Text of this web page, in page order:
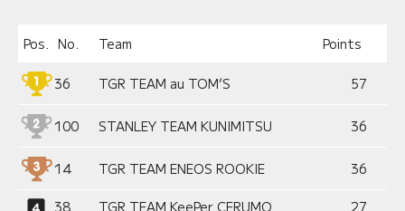
Pos. No. Team Points
36 TGR TEAM au TOM’S 57
100 STANLEY TEAM KUNIMITSU 36
14 TGR TEAM ENEOS ROOKIE 36
38 TGR TEAM KeePer CERUMO
27